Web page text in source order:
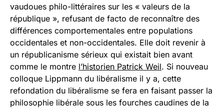
vaudoues philo-littéraires sur les « valeurs de la
république », refusant de facto de reconnaître des
différences comportementales entre populations
occidentales et non-occidentales. Elle doit revenir à
un républicanisme sérieux qui existait bien avant
comme le montre l’historien Patrick Weil. Si nouveau
colloque Lippmann du libéralisme il y a, cette
refondation du libéralisme se fera en faisant passer la
philosophie libérale sous les fourches caudines de la